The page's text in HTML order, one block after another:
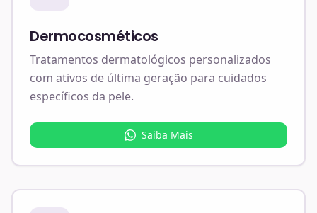
Dermocosméticos
Tratamentos dermatológicos personalizados
com ativos de última geração para cuidados
específicos da pele.
Saiba Mais